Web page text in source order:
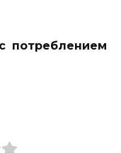
потреблением